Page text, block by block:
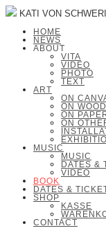
KATI VON
HOME
NEWS
ABOUT
VITA
VIDEO
PHOTO
TEXT
ART
ON
ON WOOD
ON
ON
MUSIC
MUSIC
DATES &
VIDEO
BOOK
DATES &
SHOP
KASSE
CONTACT